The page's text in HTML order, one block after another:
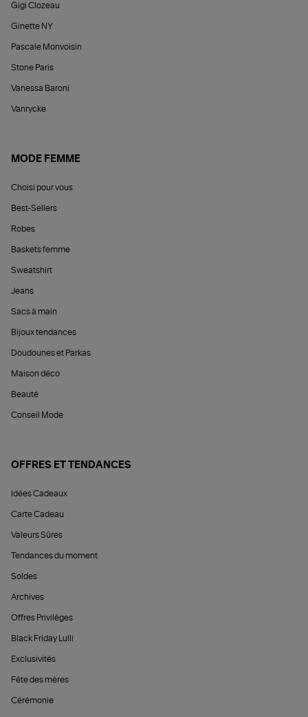
Gigi Clozeau
Ginette NY
Pascale Monvoisin
Stone Paris
Vanessa Baroni
Vanrycke
MODE FEMME
Choisi pour vous
Best-Sellers
Robes
Baskets femme
Sweatshirt
Jeans
Sacs à main
Bijoux tendances
Doudounes et Parkas
Maison déco
Beauté
Conseil Mode
OFFRES ET TENDANCES
Idées Cadeaux
Carte Cadeau
Valeurs Sûres
Tendances du moment
Soldes
Archives
Offres Privilèges
Black Friday Lulli
Exclusivités
Fête des mères
Cérémonie